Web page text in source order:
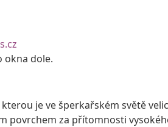
okna dole.
je ve šperkařském světě
povrchem za přítomnosti